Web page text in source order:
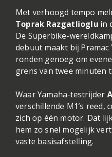
Met verhoogd tempo
Toprak Razgatlioglu in
De Superbike-
debuut maakt bij Pramac
ronden genoeg om
grens van twee minuten
Waar Yamaha-testrijder
verschillende M1’s reed,
zich op één motor. Dat
hem zo snel mogelijk
vaste basisafstelling.